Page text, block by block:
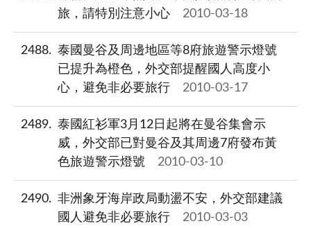
旅，請特別注意小心
2010-03-18
2488
泰國曼谷及周邊地區等8府旅遊警示燈號
已提升為橙色，外交部提醒國人高度小
心，避免非必要旅行
2010-03-17
2489
泰國紅衫軍3月12日起將在曼谷集會示
威，外交部已對曼谷及其周邊7府發布黃
色旅遊警示燈號
2010-03-10
2490
非洲象牙海岸政局動盪不安，外交部建議
國人避免非必要旅行
2010-03-03